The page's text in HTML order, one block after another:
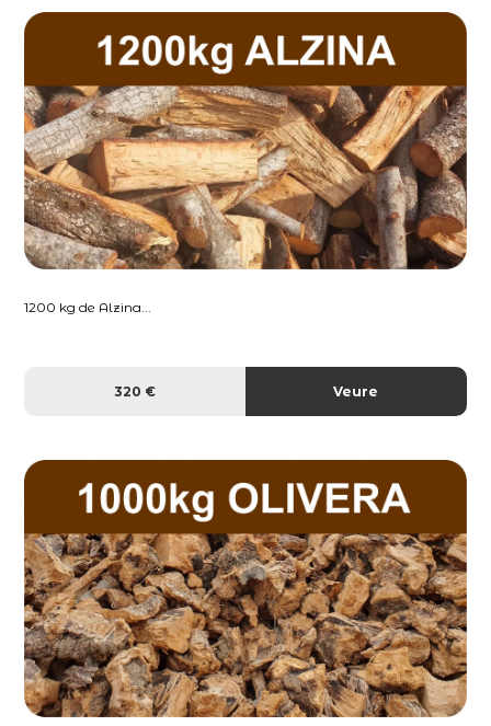
1200 kg de Alzina...
320 € Veure